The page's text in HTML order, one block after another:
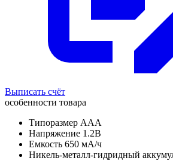
Выписать счёт
особенности товара
Типоразмер AAA
Напряжение 1.2В
Емкость 650 мА/ч
Никель-металл-гидридный